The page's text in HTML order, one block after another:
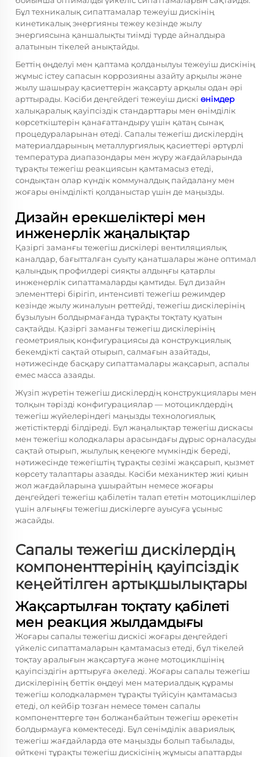
Бұл техникалық сипаттамалар тежеуіш дискінің
кинетикалық энергияны тежеу кезінде жылу
энергиясына қаншалықты тиімді түрде айналдыра
алатынын тікелей анықтайды.
Беттің өңделуі мен қаптама қолданылуы тежеуіш дискінің
жұмыс істеу сапасын коррозияны азайту арқылы және
жылу шашырау қасиеттерін жақсарту арқылы одан әрі
арттырады. Кәсіби деңгейдегі тежеуіш дискі өнімдер
халықаралық қауіпсіздік стандарттары мен өнімділік
көрсеткіштерін қанағаттандыру үшін қатаң сынақ
процедураларынан өтеді. Сапалы тежегіш дискілердің
материалдарының металлургиялық қасиеттері әртүрлі
температура диапазондары мен жүру жағдайларында
тұрақты тежегіш реакциясын қамтамасыз етеді,
сондықтан олар күндік коммуналдық пайдалану мен
жоғары өнімділікті қолданыстар үшін де маңызды.
Дизайн ерекшеліктері мен
инженерлік жаңалықтар
Қазіргі заманғы тежегіш дискілері вентиляциялық
каналдар, бағытталған суыту қанатшалары және оптимал
қалыңдық профилдері сияқты алдыңғы қатарлы
инженерлік сипаттамаларды қамтиды. Бұл дизайн
элементтері бірігіп, интенсивті тежегіш режимдер
кезінде жылу жиналуын реттейді, тежегіш дискілерінің
бұзылуын болдырмағанда тұрақты тоқтату қуатын
сақтайды. Қазіргі заманғы тежегіш дискілерінің
геометриялық конфигурациясы да конструкциялық
бекемдікті сақтай отырып, салмағын азайтады,
нәтижесінде басқару сипаттамалары жақсарып, аспалы
емес масса азаяды.
Жүзіп жүретін тежегіш дискілердің конструкциялары мен
толқын тәрізді конфигурациялар — мотоциклдердің
тежегіш жүйелеріндегі маңызды технологиялық
жетістіктерді білдіреді. Бұл жаңалықтар тежегіш дискасы
мен тежегіш колодкалары арасындағы дұрыс орналасуды
сақтай отырып, жылулық кеңеюге мүмкіндік береді,
нәтижесінде тежегіштің тұрақты сезімі жақсарып, қызмет
көрсету талаптары азаяды. Кәсіби механиктер жиі қиын
жол жағдайларына ұшырайтын немесе жоғары
деңгейдегі тежегіш қабілетін талап ететін мотоциклшілер
үшін алғыңғы тежегіш дискілерге ауысуға ұсыныс
жасайды.
Сапалы тежегіш дискілердің
компоненттерінің қауіпсіздік
кеңейтілген артықшылықтары
Жақсартылған тоқтату қабілеті
мен реакция жылдамдығы
Жоғары сапалы тежегіш дискісі жоғары деңгейдегі
үйкеліс сипаттамаларын қамтамасыз етеді, бұл тікелей
тоқтау аралығын жақсартуға және мотоциклшінің
қауіпсіздігін арттыруға әкеледі. Жоғары сапалы тежегіш
дискілерінің беттік өңдеуі мен материалдық құрамы
тежегіш колодкалармен тұрақты түйісуін қамтамасыз
етеді, ол кейбір тозған немесе төмен сапалы
компоненттерге тән болжанбайтын тежегіш әрекетін
болдырмауға көмектеседі. Бұл сенімділік авариялық
тежегіш жағдайларда өте маңызды болып табылады,
өйткені тұрақты тежегіш дискісінің жұмысы апаттарды